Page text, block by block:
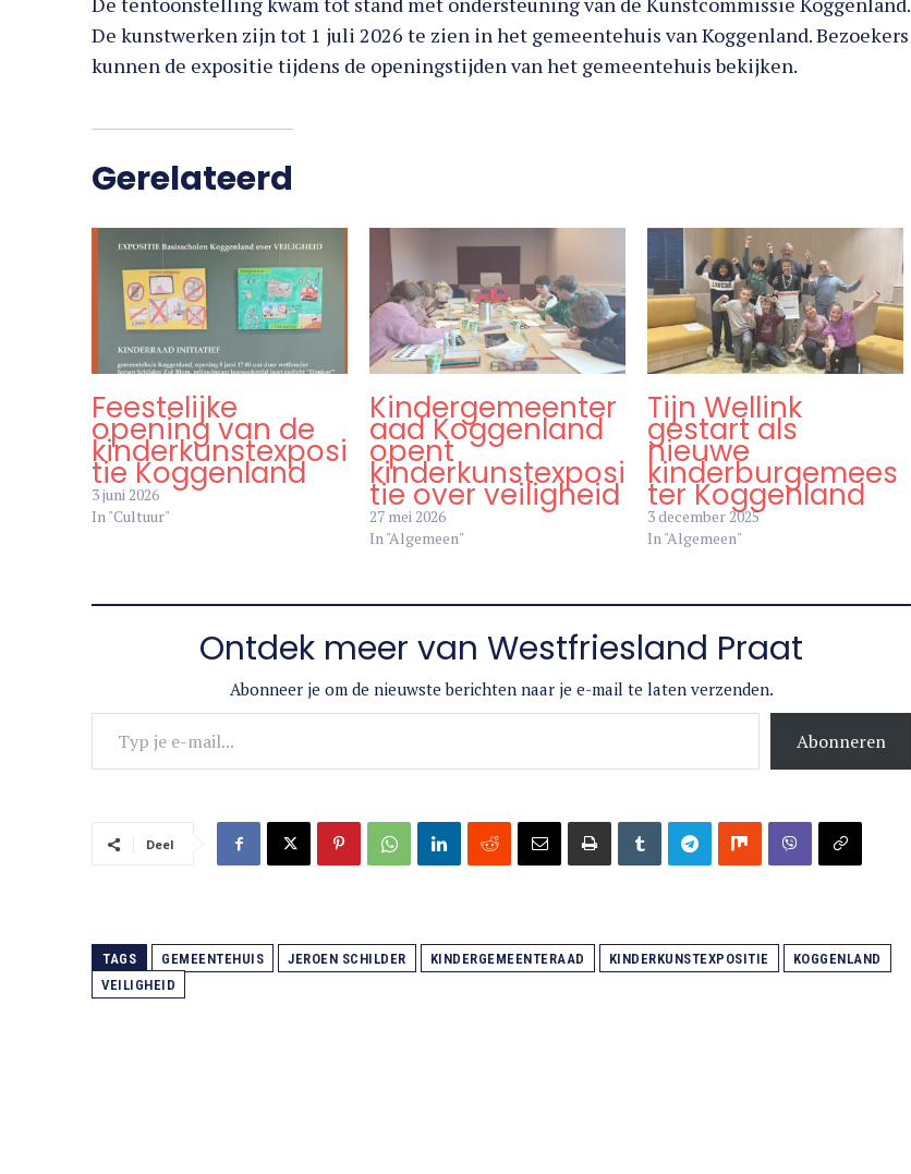
De kunstwerken zijn tot 1 juli 2026 te zien in het gemeentehuis van Koggenland. Bezoekers
kunnen de expositie tijdens de openingstijden van het gemeentehuis bekijken.
Gerelateerd
Feestelijke
opening van de
kinderkunstexposi
tie Koggenland
3 juni 2026
In "Cultuur"
Kindergemeenter
aad Koggenland
opent
kinderkunstexposi
tie over veiligheid
27 mei 2026
In "Algemeen"
Tijn Wellink
gestart als
nieuwe
kinderburgemees
ter Koggenland
3 december 2025
In "Algemeen"
Ontdek meer van Westfriesland Praat
Abonneer je om de nieuwste berichten naar je e-mail te laten verzenden.
Typ je e-mail...
Abonneren
Deel
TAGS GEMEENTEHUIS JEROEN SCHILDER KINDERGEMEENTERAAD KINDERKUNSTEXPOSITIE
KOGGENLAND
VEILIGHEID